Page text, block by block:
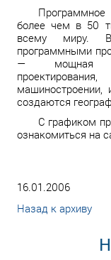
Программное
более чем в 50
всему миру. В
программными
— мощная
создаются
С графиком
ознакомиться на
16.01.2006
Назад к архиву